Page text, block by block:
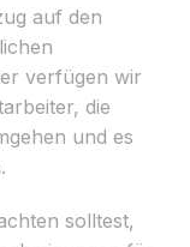
auf den
verfügen wir
die
und es
solltest,